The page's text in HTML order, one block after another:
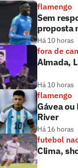
flamengo
Sem
proposta
Há 10 horas
fora de
Almada,
Há 10 horas
flamengo
Gávea
River
Há 16 horas
futebol
Clima,